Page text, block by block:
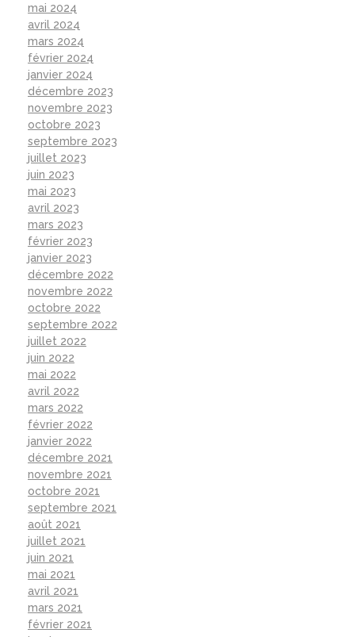
mai 2024
avril 2024
mars 2024
février 2024
janvier 2024
décembre 2023
novembre 2023
octobre 2023
septembre 2023
juillet 2023
juin 2023
mai 2023
avril 2023
mars 2023
février 2023
janvier 2023
décembre 2022
novembre 2022
octobre 2022
septembre 2022
juillet 2022
juin 2022
mai 2022
avril 2022
mars 2022
février 2022
janvier 2022
décembre 2021
novembre 2021
octobre 2021
septembre 2021
août 2021
juillet 2021
juin 2021
mai 2021
avril 2021
mars 2021
février 2021